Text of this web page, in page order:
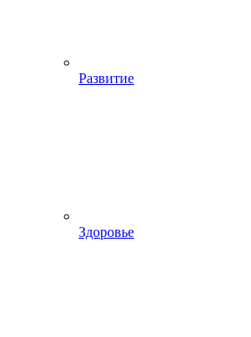
Развитие
Здоровье